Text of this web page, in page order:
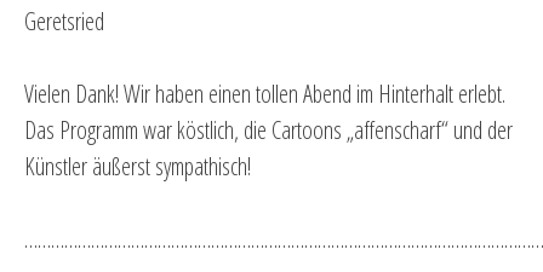
Geretsried
Vielen Dank! Wir haben einen tollen Abend im Hinterhalt erlebt.
Das Programm war köstlich, die Cartoons „affenscharf“ und der
Künstler äußerst sympathisch!